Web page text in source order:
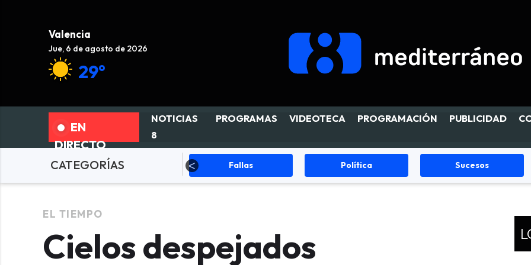
Valencia
Jue, 6 de agosto de 2026
29°
EN
DIRECTO
NOTICIAS
8
PROGRAMAS VIDEOTECA PROGRAMACIÓN PUBLICIDAD
CATEGORÍASActualidad Fallas Política Sucesos
EL TIEMPO
Cielos despejados